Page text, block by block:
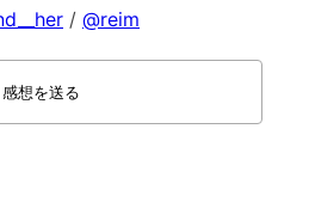
/ @reim
感想を送る